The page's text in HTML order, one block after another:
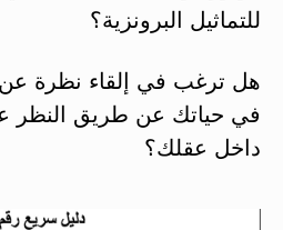
للتماثيل البرونزية؟
هل ترغب في إلقاء نظرة
في حياتك عن طريق النظر
داخل عقلك؟